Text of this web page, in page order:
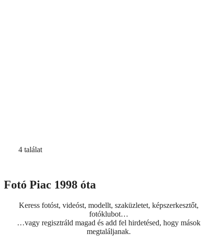
4 találat
Fotó Piac 1998 óta
Keress fotóst, videóst, modellt, szaküzletet, képszerkesztőt,
fotóklubot…
…vagy regisztráld magad és add fel hirdetésed, hogy mások
megtaláljanak.